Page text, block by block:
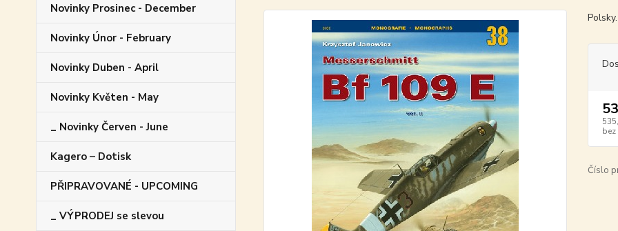
Novinky Prosinec - December
Novinky Únor - February
Novinky Duben - April
Novinky Květen - May
_ Novinky Červen - June
Kagero – Dotisk
PŘIPRAVOVANÉ - UPCOMING
_ VÝPRODEJ se slevou
Polsky.
bez
Číslo